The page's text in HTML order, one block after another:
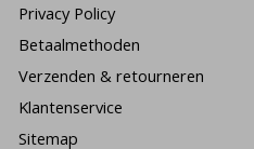
Privacy Policy
Betaalmethoden
Verzenden & retourneren
Klantenservice
Sitemap